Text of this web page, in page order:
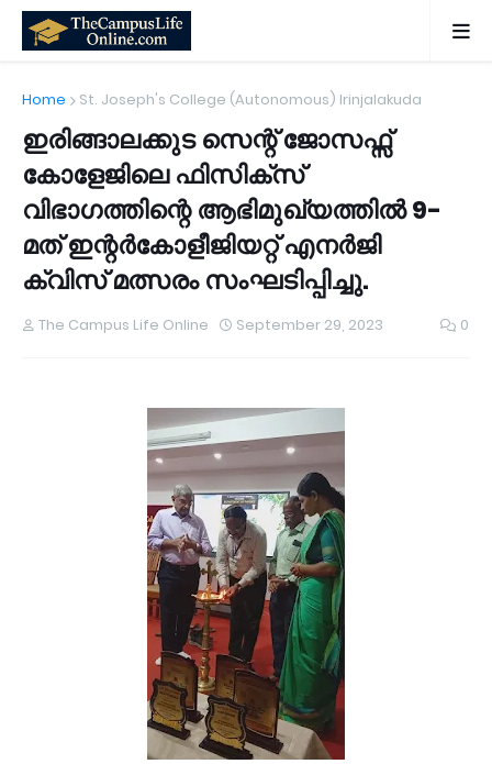
Home St. Joseph's College (Autonomous) Irinjalakuda
ഇരിങ്ങാലക്കുട സെന്റ് ജോസഫ്സ്
കോളേജിലെ ഫിസിക്‌സ്
വിഭാഗത്തിന്റെ ആഭിമുഖ്യത്തിൽ 9-
മത് ഇന്റർകോളീജിയറ്റ് എനർജി
ക്വിസ് മത്സരം സംഘടിപ്പിച്ചു.
The Campus Life Online September 29, 2023 0